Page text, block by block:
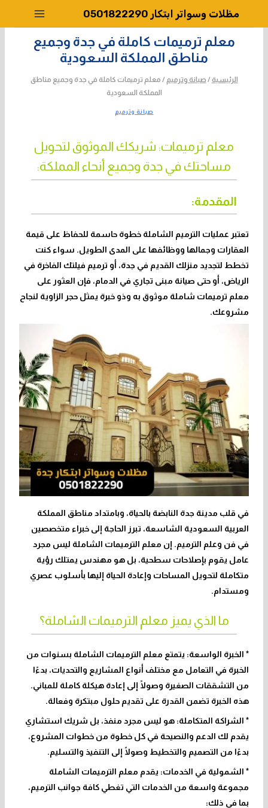
مظلات وسواتر ابتكار 0501822290
معلم ترميمات كاملة في جدة وجميع
مناطق المملكة السعودية
الرئيسية / صيانة وترميم / معلم ترميمات كاملة في جدة وجميع مناطق
المملكة السعودية
صيانة وترميم
معلم ترميمات: شريكك الموثوق لتحويل
مساحتك في جدة وجميع أنحاء المملكة:
المقدمة:
تعتبر عمليات الترميم الشاملة خطوة حاسمة للحفاظ على قيمة
العقارات وجمالها ووظائفها على المدى الطويل. سواء كنت
تخطط لتجديد منزلك القديم في جدة، أو ترميم فيلتك الفاخرة في
الرياض، أو حتى صيانة مبنى تجاري في الدمام، فإن العثور على
معلم ترميمات شاملة موثوق به وذو خبرة يمثل حجر الزاوية لنجاح
مشروعك.
في قلب مدينة جدة النابضة بالحياة، وبامتداد مناطق المملكة
العربية السعودية الشاسعة، تبرز الحاجة إلى خبراء متخصصين
في فن وعلم الترميم. إن معلم الترميمات الشاملة ليس مجرد
عامل يقوم بإصلاحات سطحية، بل هو مهندس يمتلك رؤية
متكاملة لتحويل المساحات وإعادة الحياة إليها بأسلوب عصري
ومستدام.
ما الذي يميز معلم الترميمات الشاملة؟
* الخبرة الواسعة: يتمتع معلم الترميمات الشاملة بسنوات من
الخبرة في التعامل مع مختلف أنواع المشاريع والتحديات، بدءًا
من التشققات الصغيرة وصولًا إلى إعادة هيكلة كاملة للمباني.
هذه الخبرة تضمن القدرة على تقديم حلول مبتكرة وفعالة.
* الشراكة المتكاملة: هو ليس مجرد منفذ، بل شريك استشاري
يقدم لك الدعم والنصيحة في كل خطوة من خطوات المشروع،
بدءًا من التصميم والتخطيط وصولًا إلى التنفيذ والتسليم.
* الشمولية في الخدمات: يقدم معلم الترميمات الشاملة
مجموعة واسعة من الخدمات التي تغطي كافة جوانب الترميم،
بما في ذلك: